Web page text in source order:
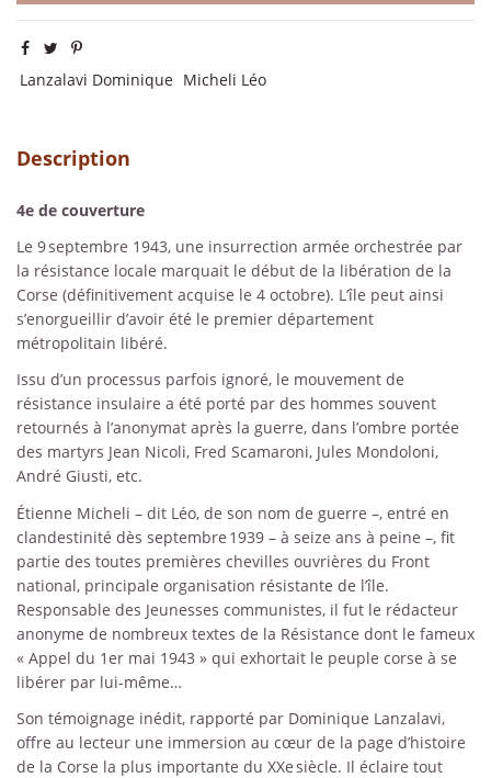
Lanzalavi Dominique Micheli Léo
Description
4e de couverture
Le 9 septembre 1943, une insurrection armée orchestrée par
la résistance locale marquait le début de la libération de la
Corse (définitivement acquise le 4 octobre). L’île peut ainsi
s’enorgueillir d’avoir été le premier département
métropolitain libéré.
Issu d’un processus parfois ignoré, le mouvement de
résistance insulaire a été porté par des hommes souvent
retournés à l’anonymat après la guerre, dans l’ombre portée
des martyrs Jean Nicoli, Fred Scamaroni, Jules Mondoloni,
André Giusti, etc.
Étienne Micheli – dit Léo, de son nom de guerre –, entré en
clandestinité dès septembre 1939 – à seize ans à peine –, fit
partie des toutes premières chevilles ouvrières du Front
national, principale organisation résistante de l’île.
Responsable des Jeunesses communistes, il fut le rédacteur
anonyme de nombreux textes de la Résistance dont le fameux
« Appel du 1er mai 1943 » qui exhortait le peuple corse à se
libérer par lui-même…
Son témoignage inédit, rapporté par Dominique Lanzalavi,
offre au lecteur une immersion au cœur de la page d’histoire
de la Corse la plus importante du XXe siècle. Il éclaire tout